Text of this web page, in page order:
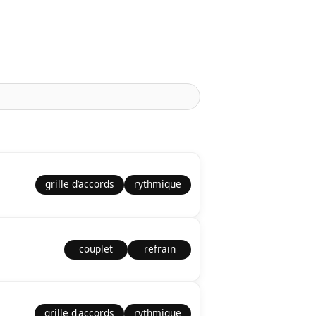
grille d’accords rythmique
couplet refrain
grille d'accords rythmique